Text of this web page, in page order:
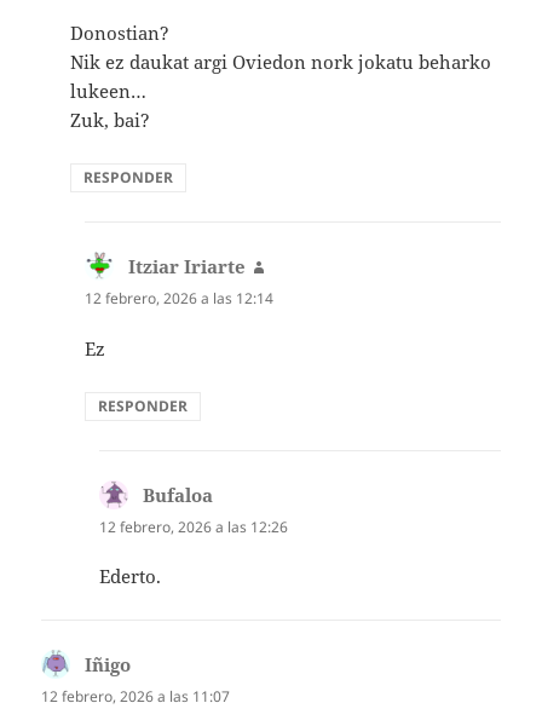
Donostian?
Nik ez daukat argi Oviedon nork jokatu beharko
lukeen…
Zuk, bai?
RESPONDER
Itziar Iriarte
12 febrero, 2026 a las 12:14
Ez
RESPONDER
Bufaloa
12 febrero, 2026 a las 12:26
Ederto.
Iñigo
12 febrero, 2026 a las 11:07